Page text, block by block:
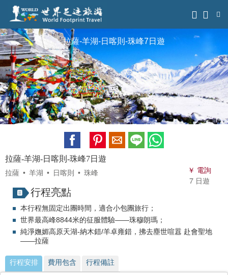
拉薩-羊湖-日喀則-珠峰7日遊
拉薩-羊湖-日喀則-珠峰7日遊
拉薩 羊湖 日喀則 珠峰
7 日遊
￥ 電詢
行程亮點
本行程無固定出團時間，適合小包團旅行；
世界最高峰8844米的征服體驗——珠穆朗瑪；
純淨嫵媚高原天湖-納木錯/羊卓雍錯，拂去塵世喧囂 赴會聖地
——拉薩
行程安排 費用包含 行程備註